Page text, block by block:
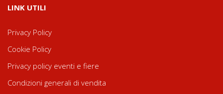
LINK UTILI
Privacy Policy
Cookie Policy
Privacy policy eventi e fiere
Condizioni generali di vendita